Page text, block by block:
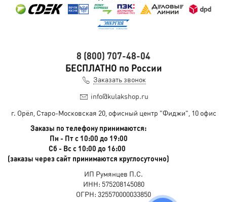
8 (800) 707-48-04
БЕСПЛАТНО по России
Заказать звонок
info@kulakshop.ru
г. Орёл, Старо-Московская 20, офисный центр "Фиджи", 10 офис
Заказы по телефону принимаются:
Пн - Пт с 10:00 до 19:00
Сб - Вс с 10:00 до 16:00
(заказы через сайт принимаются круглосуточно)
ИП Румянцев П.С.
ИНН: 575208145080
ОГРН: 325570000033850